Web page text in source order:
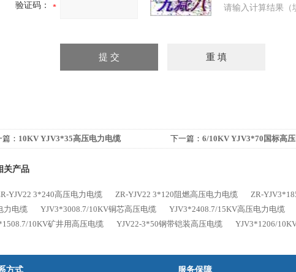
验证码： 请输入计算结果（
： 10KV YJV3*35高压电力电缆 下一篇： 6/10KV YJV3*70国标高
关产品
YJV22 3*240高压电力电缆 ZR-YJV22 3*120阻燃高压电力电缆 ZR-
力电缆
YJV3*3008.7/10KV铜芯高压电缆 YJV3*2408.7/15KV高压电力电缆
10KV矿井用高压电缆
YJV22-3*50钢带铠装高压电缆 YJV3*1206/
方式 服务保障